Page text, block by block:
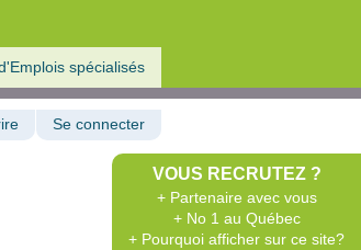
spécialisés
VOUS RECRUTEZ ?
+ Partenaire avec vous
+ No 1 au Québec
+ Pourquoi afficher sur ce site?
Se connecter